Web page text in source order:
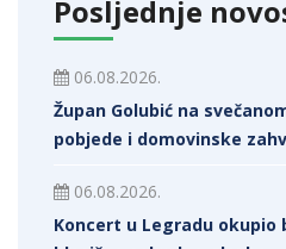
Posljednje
06.08.2026.
Župan Golubić na
pobjede i domovinske
06.08.2026.
Koncert u Legradu okupio